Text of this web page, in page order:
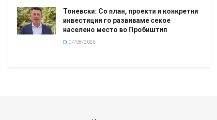
Тоневски: Со план, проекти и конкретни
инвестиции го развиваме секое
населено место во Пробиштип
07/08/2026